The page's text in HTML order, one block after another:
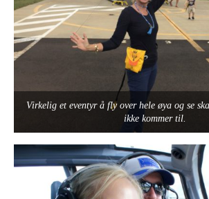
Virkelig et eventyr å fly over hele øya og se
ikke kommer til.